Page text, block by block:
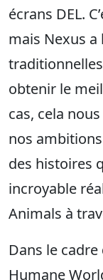
écrans DEL.
mais Nexus
obtenir le
cas, cela
nos
des histoires
incroyable
Animals à
Dans le
Humane